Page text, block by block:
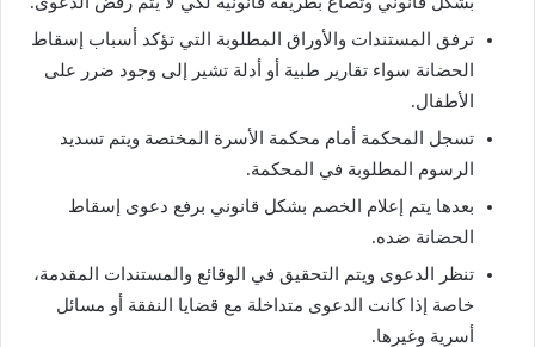
ترفق المستندات والأوراق المطلوبة التي تؤكد أسباب إسقاط
الحضانة سواء تقارير طبية أو أدلة تشير إلى وجود ضرر على
الأطفال.
تسجل المحكمة أمام محكمة الأسرة المختصة ويتم تسديد
الرسوم المطلوبة في المحكمة.
بعدها يتم إعلام الخصم بشكل قانوني برفع دعوى إسقاط
الحضانة ضده.
تنظر الدعوى ويتم التحقيق في الوقائع والمستندات المقدمة،
خاصة إذا كانت الدعوى متداخلة مع قضايا النفقة أو مسائل
أسرية وغيرها.